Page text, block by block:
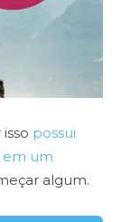
possui
em um
algum.